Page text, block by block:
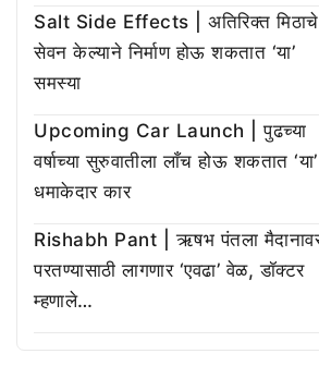
Salt Side Effects | अतिरिक्त मिठाचे
सेवन केल्याने निर्माण होऊ शकतात ‘या’
समस्या
Upcoming Car Launch | पुढच्या
वर्षाच्या सुरुवातीला लाँच होऊ शकतात ‘या’
धमाकेदार कार
Rishabh Pant | ऋषभ पंतला
परतण्यासाठी लागणार ‘एवढा’ वेळ, डॉक्टर
म्हणाले…